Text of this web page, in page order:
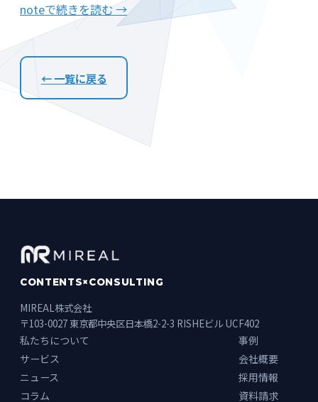
noteで続きを読む →
← 一覧に戻る
CONTENTS×CONSULTING
MIREAL株式会社
〒103-0027 東京都中央区日本橋2-2-3 RISHEビル UCF402
私たちについて
サービス
ニュース
コラム
事例
会社概要
採用情報
資料請求